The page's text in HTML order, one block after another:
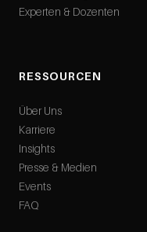
Experten & Dozenten
RESSOURCEN
Über Uns
Karriere
Insights
Presse & Medien
Events
FAQ